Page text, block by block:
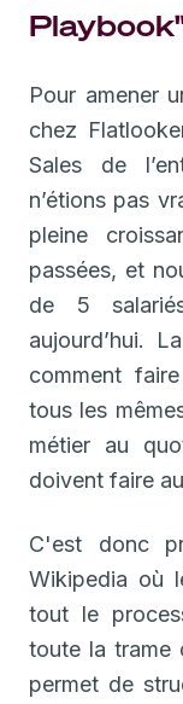
Pour amener
chez
Sales de
n’étions pas
pleine
passées, et
de 5
aujourd’hui.
comment
tous les
métier au
doivent faire
C'est donc
Wikipedia où
tout le
toute la trame
permet de